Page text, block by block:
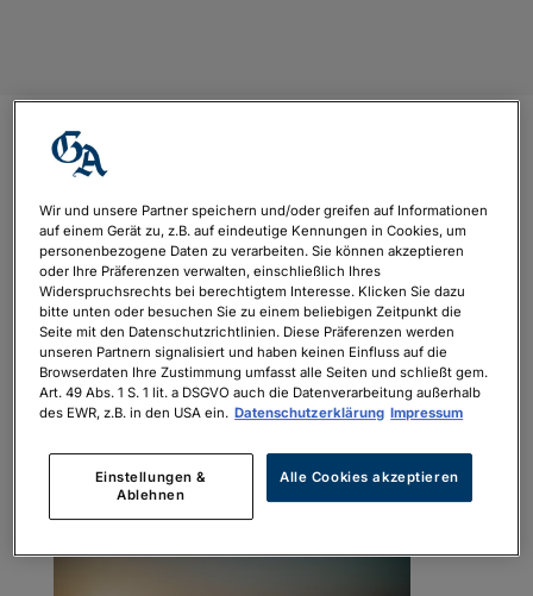
travel-landscape-19
vonphilipp.neubauer|Apr. 5, 2022
Wir und unsere Partner speichern und/oder greifen auf Informationen
auf einem Gerät zu, z.B. auf eindeutige Kennungen in Cookies, um
personenbezogene Daten zu verarbeiten. Sie können akzeptieren
oder Ihre Präferenzen verwalten, einschließlich Ihres
Widerspruchsrechts bei berechtigtem Interesse. Klicken Sie dazu
bitte unten oder besuchen Sie zu einem beliebigen Zeitpunkt die
Seite mit den Datenschutzrichtlinien. Diese Präferenzen werden
unseren Partnern signalisiert und haben keinen Einfluss auf die
Browserdaten Ihre Zustimmung umfasst alle Seiten und schließt gem.
Art. 49 Abs. 1 S. 1 lit. a DSGVO auch die Datenverarbeitung außerhalb
des EWR, z.B. in den USA ein. Datenschutzerklärung Impressum
Einstellungen &
Ablehnen
Alle Cookies akzeptieren